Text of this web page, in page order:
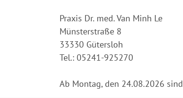
Praxis Dr. med. Van Minh Le
Münsterstraße 8
33330 Gütersloh
Tel.: 05241-925270
Ab Montag, den 24.08.2026